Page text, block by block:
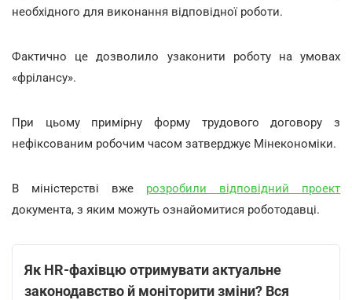
необхідного для виконання відповідної роботи.
Фактично це дозволило узаконити роботу на умовах
«фрілансу».
При цьому примірну форму трудового договору з
нефіксованим робочим часом затверджує Мінекономіки.
В міністерстві вже розробили відповідний проект
документа, з яким можуть ознайомитися роботодавці.
Як HR-фахівцю отримувати актуальне
законодавство й моніторити зміни? Вся